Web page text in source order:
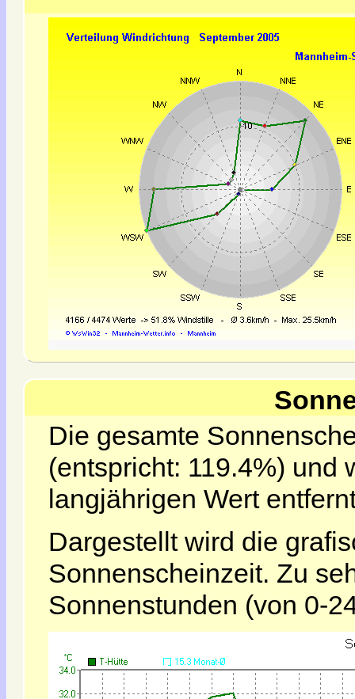
Die gesamte
(entspricht: 119.4%) und
langjährigen Wert
Dargestellt wird die
Sonnenscheinzeit. Zu
Sonnenstunden (von 0-